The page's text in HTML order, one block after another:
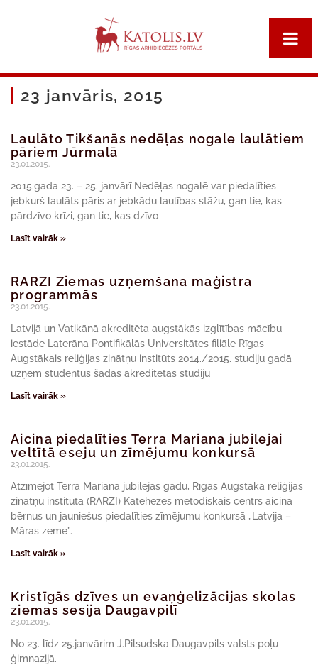
23 janvāris, 2015
Laulāto Tikšanās nedēļas nogale laulātiem
pāriem Jūrmalā
23.01.2015.
2015.gada 23. – 25. janvārī Nedēļas nogalē var piedalīties
jebkurš laulāts pāris ar jebkādu laulības stāžu, gan tie, kas
pārdzīvo krīzi, gan tie, kas dzīvo
Lasīt vairāk »
RARZI Ziemas uzņemšana maģistra
programmās
23.01.2015.
Latvijā un Vatikānā akreditēta augstākās izglītības mācību
iestāde Laterāna Pontifikālās Universitātes filiāle Rīgas
Augstākais reliģijas zinātņu institūts 2014./2015. studiju gadā
uzņem studentus šādās akreditētās studiju
Lasīt vairāk »
Aicina piedalīties Terra Mariana jubilejai
veltītā eseju un zīmējumu konkursā
23.01.2015.
Atzīmējot Terra Mariana jubilejas gadu, Rīgas Augstākā reliģijas
zinātņu institūta (RARZI) Katehēzes metodiskais centrs aicina
bērnus un jauniešus piedalīties zīmējumu konkursā „Latvija –
Māras zeme”.
Lasīt vairāk »
Kristīgās dzīves un evaņģelizācijas skolas
ziemas sesija Daugavpilī
23.01.2015.
No 23. līdz 25.janvārim J.Pilsudska Daugavpils valsts poļu
ģimnazijā.